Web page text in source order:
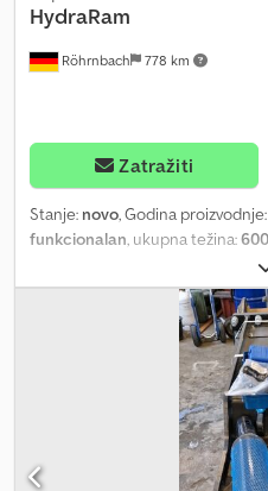
Röhrnbach 778 km
HydraRam
Zatražiti
Stanje: novo, Godina proizvodnje:
funkcionalan, ukupna težina:
Idealan za bagere od 7 tona i